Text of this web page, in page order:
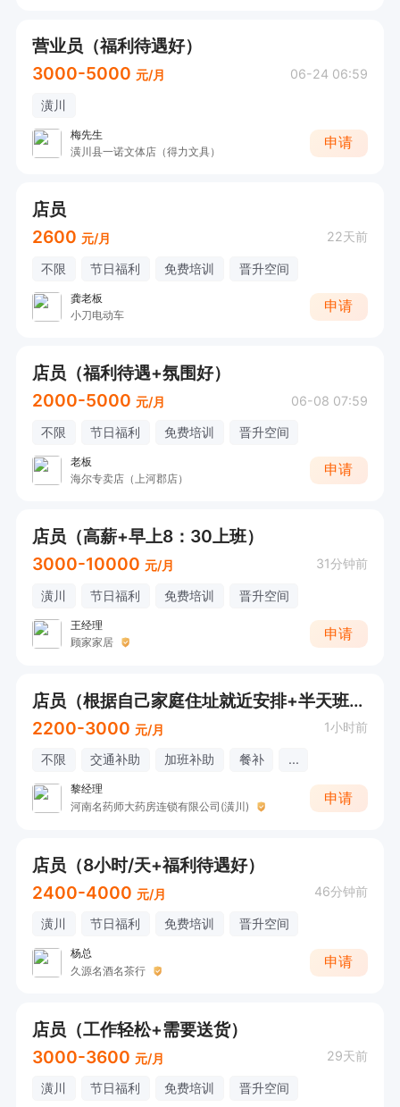
营业员（福利待遇好）
3000-5000 元/月 06-24 06:59
潢川
梅先生
潢川县一诺文体店（得力文具）
申请
店员
2600 元/月 22天前
不限 节日福利 免费培训 晋升空间
龚老板
小刀电动车
申请
店员（福利待遇+氛围好）
2000-5000 元/月 06-08 07:59
不限 节日福利 免费培训 晋升空间
老板
海尔专卖店（上河郡店）
申请
店员（高薪+早上8：30上班）
3000-10000 元/月 31分钟前
潢川 节日福利 免费培训 晋升空间
王经理
顾家家居
申请
店员（根据自己家庭住址就近安排+半天班+暑假工勿扰）
2200-3000 元/月 1小时前
不限 交通补助 加班补助 餐补 ...
黎经理
河南名药师大药房连锁有限公司(潢川)
申请
店员（8小时/天+福利待遇好）
2400-4000 元/月 46分钟前
潢川 节日福利 免费培训 晋升空间
杨总
久源名酒名茶行
申请
店员（工作轻松+需要送货）
3000-3600 元/月 29天前
潢川 节日福利 免费培训 晋升空间